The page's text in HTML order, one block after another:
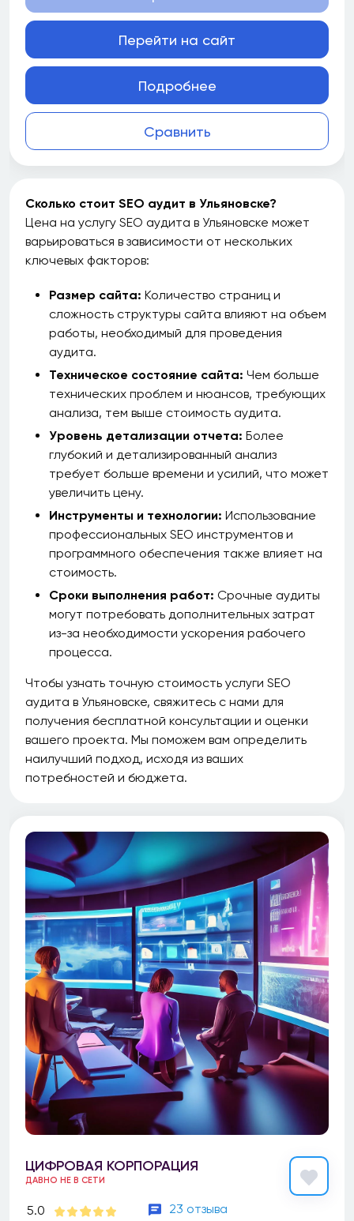
Сравнить
Перейти на сайт
Подробнее
Сколько стоит SEO аудит в Ульяновске?
Цена на услугу SEO аудита в Ульяновске может
варьироваться в зависимости от нескольких
ключевых факторов:
Размер сайта: Количество страниц и
сложность структуры сайта влияют на объем
работы, необходимый для проведения
аудита.
Техническое состояние сайта: Чем больше
технических проблем и нюансов, требующих
анализа, тем выше стоимость аудита.
Уровень детализации отчета: Более
глубокий и детализированный анализ
требует больше времени и усилий, что может
увеличить цену.
Инструменты и технологии: Использование
профессиональных SEO инструментов и
программного обеспечения также влияет на
стоимость.
Сроки выполнения работ: Срочные аудиты
могут потребовать дополнительных затрат
из-за необходимости ускорения рабочего
процесса.
Чтобы узнать точную стоимость услуги SEO
аудита в Ульяновске, свяжитесь с нами для
получения бесплатной консультации и оценки
вашего проекта. Мы поможем вам определить
наилучший подход, исходя из ваших
потребностей и бюджета.
ЦИФРОВАЯ КОРПОРАЦИЯ
ДАВНО НЕ В СЕТИ
5.0 23 отзыва